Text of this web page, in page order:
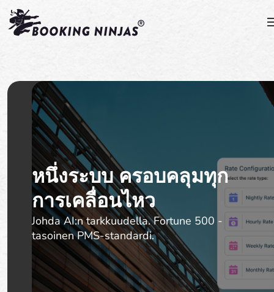
หนึ่งระบบ ครอบคลุมทุก
การเคลื่อนไหว
Johda AI:n tarkkuudella. Fortune 500 -
tasoinen PMS-standardi.